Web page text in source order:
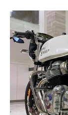
SẢN
PHẨM
MỚI
BLOG
PHƯỢT
LIÊN
HƯỚNG